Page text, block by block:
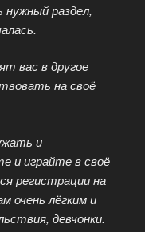
раздел,
вас в другое
на своё
и
и играйте в своё
регистрации на
очень лёгким и
девчонки.